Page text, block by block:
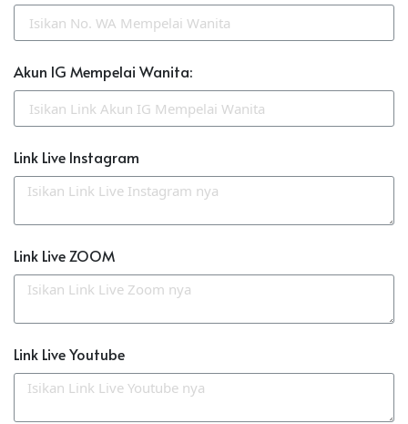
Akun IG Mempelai Wanita:
Link Live Instagram
Link Live ZOOM
Link Live Youtube